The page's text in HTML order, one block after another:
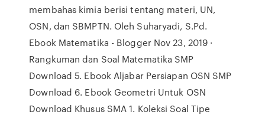
membahas kimia berisi tentang materi, UN,
OSN, dan SBMPTN. Oleh Suharyadi, S.Pd.
Ebook Matematika - Blogger Nov 23, 2019 ·
Rangkuman dan Soal Matematika SMP
Download 5. Ebook Aljabar Persiapan OSN SMP
Download 6. Ebook Geometri Untuk OSN
Download Khusus SMA 1. Koleksi Soal Tipe